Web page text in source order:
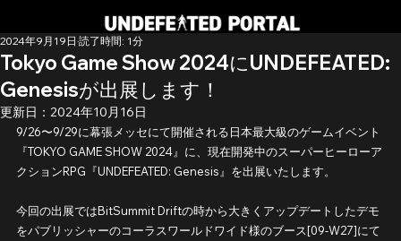
Tokyo Game Show 2024にUNDEFEATED:
Genesisが出展します！
2024年9月19日 読了時間: 1分
更新日： 2024年10月16日
9/26〜9/29に幕張メッセにて開催される日本最大級のゲームイベント
『TOKYO GAME SHOW 2024』に、現在開発中のスーパーヒーローア
クションRPG『UNDEFEATED: Genesis』を出展いたします。
今回の出展ではBitSummit Driftの時から大きくアップデートしたデモ
をパブリッシャーのコーラスワールドワイド様のブース[09-W27]にて